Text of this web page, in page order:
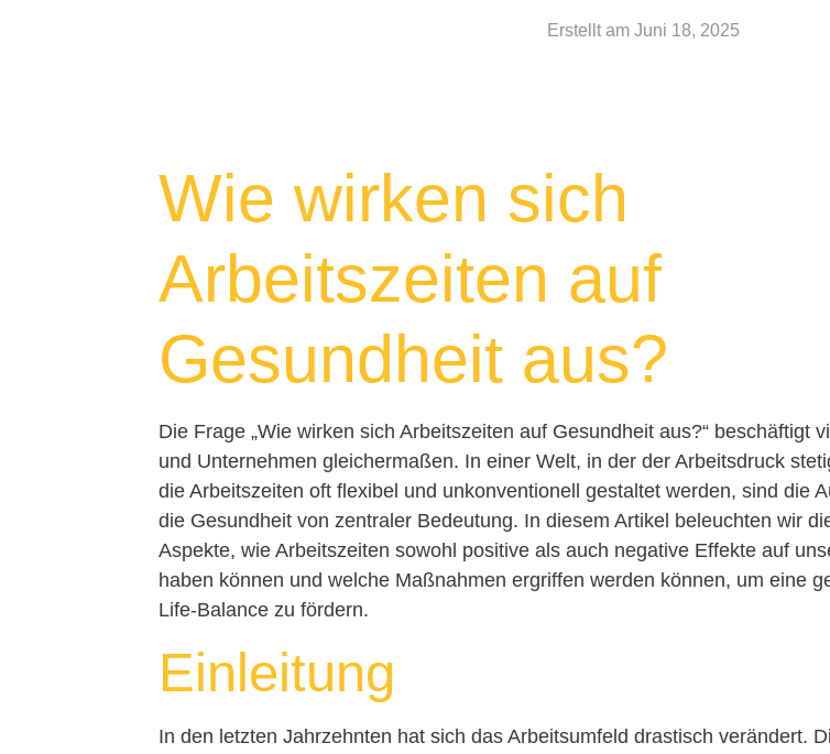
Erstellt am Juni 18, 2025
Wie wirken sich
Arbeitszeiten auf
Gesundheit aus?
Die Frage „Wie wirken sich Arbeitszeiten auf Gesundheit aus?“ beschäftigt
und Unternehmen gleichermaßen. In einer Welt, in der der Arbeitsdruck
die Arbeitszeiten oft flexibel und unkonventionell gestaltet werden, sind die
die Gesundheit von zentraler Bedeutung. In diesem Artikel beleuchten wir
Aspekte, wie Arbeitszeiten sowohl positive als auch negative Effekte auf
haben können und welche Maßnahmen ergriffen werden können, um eine
Life-Balance zu fördern.
Einleitung
In den letzten Jahrzehnten hat sich das Arbeitsumfeld drastisch verändert.